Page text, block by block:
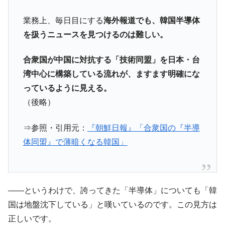
業務上、毎日目にする海外報道でも、韓国半導体
を扱うニュースを見つけるのは難しい。
合衆国が中国に対抗する「技術同盟」を日本・台
湾中心に構築している流れが、ますます明確にな
っているように見える。
（後略）
⇒参照・引用元：
『朝鮮日報』「合衆国の『半導
体同盟』で薄暗くなる韓国」
――というわけで、誇ってきた「半導体」についても「韓
国は地盤沈下している」と嘆いているのです。この見方は
正しいです。